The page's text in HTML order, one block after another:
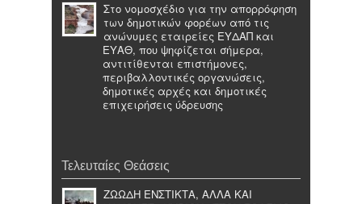
Στο νομοσχέδιο για την απορρόφηση
των δημοτικών φορέων από τις
ανώνυμες εταιρείες ΕΥΔΑΠ και
ΕΥΑΘ, που ψηφίζεται σήμερα,
αντιτίθενται επιστήμονες,
περιβαλλοντικές οργανώσεις,
δημοτικές αρχές και δημοτικές
επιχειρήσεις ύδρευσης
Τελευταίες Θεάσεις
ΖΩΩΔΗ ΕΝΣΤΙΚΤΑ, ΑΛΛΑ ΚΑΙ